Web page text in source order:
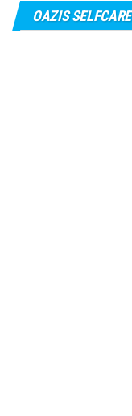
OAZIS